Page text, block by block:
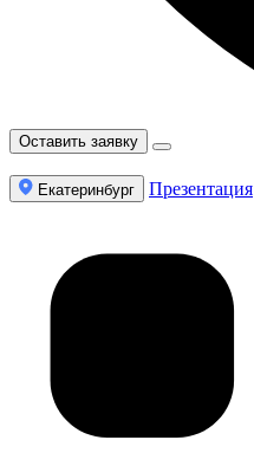
Оставить заявку
Екатеринбург Презентация